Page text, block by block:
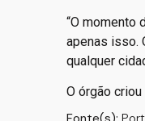
“O momento
apenas isso.
qualquer
O órgão criou